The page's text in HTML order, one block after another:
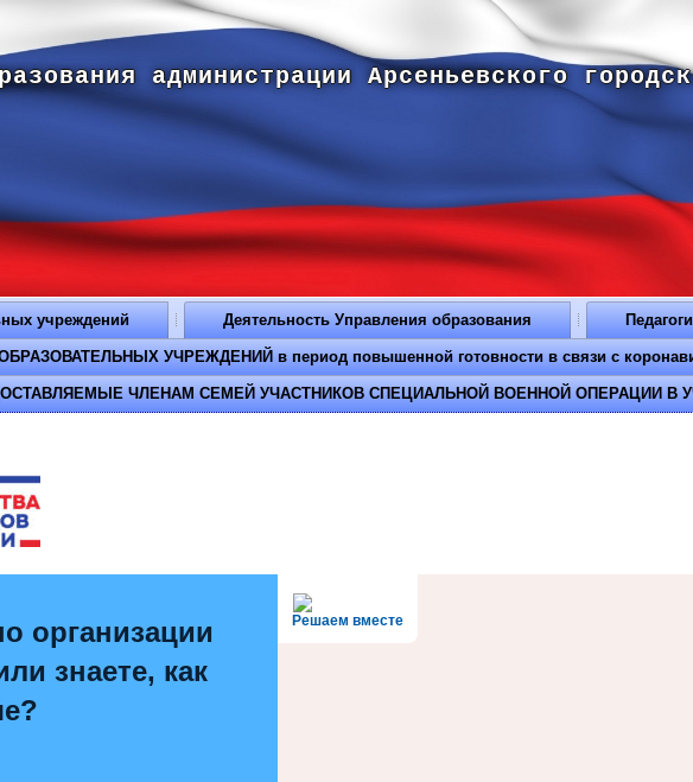
администрации Арсеньевского
учреждений Деятельность Управления образования
УЧРЕЖДЕНИЙ в период повышенной готовности в связи с
ЧЛЕНАМ СЕМЕЙ УЧАСТНИКОВ СПЕЦИАЛЬНОЙ ВОЕННОЙ ОПЕРАЦИИ В
Решаем вместе
организации
знаете, как